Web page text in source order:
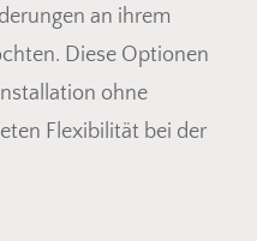
an ihrem
Diese Optionen
ohne
Flexibilität bei der